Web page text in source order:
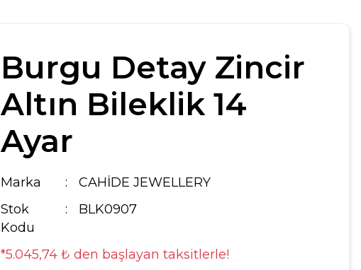
Burgu Detay Zincir
Altın Bileklik 14
Ayar
Marka
CAHİDE JEWELLERY
Stok
Kodu
BLK0907
*5.045,74 ₺ den başlayan taksitlerle!